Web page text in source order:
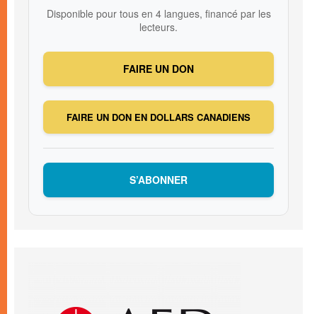
Disponible pour tous en 4 langues, financé par les
lecteurs.
FAIRE UN DON
FAIRE UN DON EN DOLLARS CANADIENS
S’ABONNER